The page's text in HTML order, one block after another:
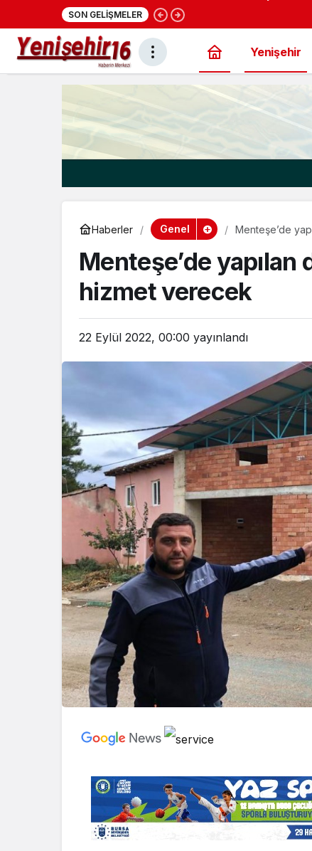
SON GELIŞMELER
Yenişehir
Haberler Genel Menteşe’de
Menteşe’de
hizmet verecek
22 Eylül 2022, 00:00 yayınlandı